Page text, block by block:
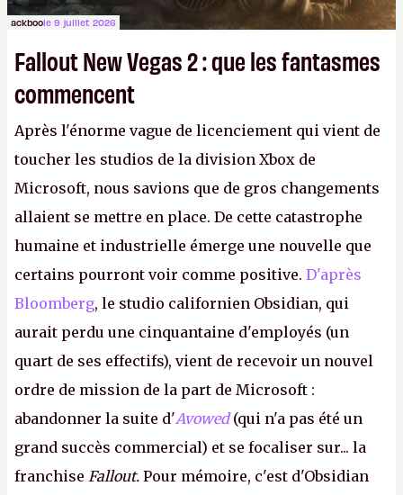
ackboole 9 juillet 2026
Fallout New Vegas 2 : que les fantasmes
commencent
Après l'énorme vague de licenciement qui vient de
toucher les studios de la division Xbox de
Microsoft, nous savions que de gros changements
allaient se mettre en place. De cette catastrophe
humaine et industrielle émerge une nouvelle que
certains pourront voir comme positive. D'après
Bloomberg, le studio californien Obsidian, qui
aurait perdu une cinquantaine d'employés (un
quart de ses effectifs), vient de recevoir un nouvel
ordre de mission de la part de Microsoft :
abandonner la suite d'Avowed(qui n'a pas été un
grand succès commercial) et se focaliser sur... la
franchise Fallout. Pour mémoire, c'est d'Obsidian